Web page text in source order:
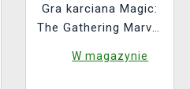
Gra karciana Magic:
The Gathering Marvel
Booster (14 kart)
W magazynie